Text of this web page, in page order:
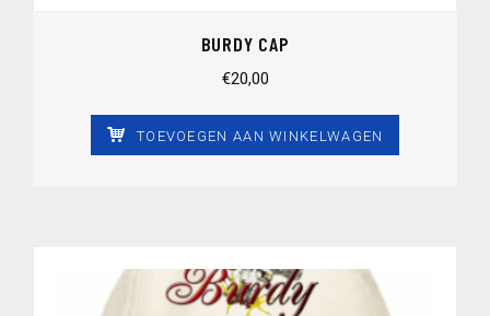
BURDY CAP
€20,00
TOEVOEGEN AAN WINKELWAGEN